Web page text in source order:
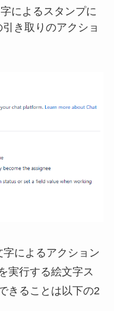
によるスタンプに
き取りのアクショ
字によるアクション
実行する絵文字ス
きることは以下の2